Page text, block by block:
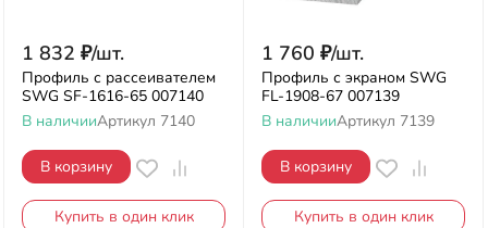
1 832 ₽/шт.
Профиль с рассеивателем
SWG SF-1616-65 007140
В наличииАртикул 7140
В корзину
Купить в один клик
1 760 ₽/шт.
Профиль с экраном SWG
FL-1908-67 007139
В наличииАртикул 7139
В корзину
Купить в один клик